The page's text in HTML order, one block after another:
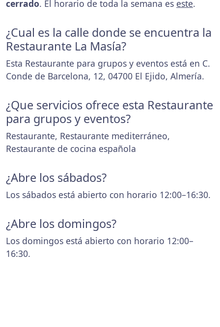
cerrado. El horario de toda la semana es este.
¿Cual es la calle donde se encuentra la
Restaurante La Masía?
Esta Restaurante para grupos y eventos está en C.
Conde de Barcelona, 12, 04700 El Ejido, Almería.
¿Que servicios ofrece esta Restaurante
para grupos y eventos?
Restaurante, Restaurante mediterráneo,
Restaurante de cocina española
¿Abre los sábados?
Los sábados está abierto con horario 12:00–16:30.
¿Abre los domingos?
Los domingos está abierto con horario 12:00–
16:30.